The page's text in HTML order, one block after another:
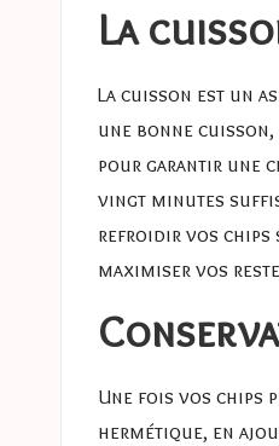
La
La cuisson est un
une bonne
pour garantir une
vingt minutes
refroidir vos chips
maximiser vos
Une fois vos chips
hermétique, en